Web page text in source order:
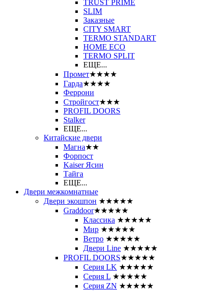
TRUST PRIME
SLIM
Заказные
CITY SMART
TERMO STANDART
HOME ECO
ТЕRМО SPLIT
ЕЩЕ...
Промет★★★★
Гарда★★★★
Феррони
Стройгост★★★
PROFIL DOORS
Stalker
ЕЩЕ...
Китайские двери
Магна★★
Форпост
Kaiser Ясин
Тайга
ЕЩЕ...
Двери межкомнатные
Двери экошпон ★★★★★
Graddoor★★★★★
Классика ★★★★★
Мир ★★★★★
Ветро ★★★★★
Двери Line ★★★★★
PROFIL DOORS★★★★★
Серия LK ★★★★★
Серия L ★★★★★
Серия ZN ★★★★★